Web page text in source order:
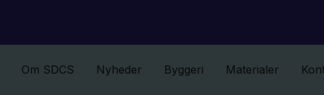
Om SDCS Nyheder Byggeri Materialer